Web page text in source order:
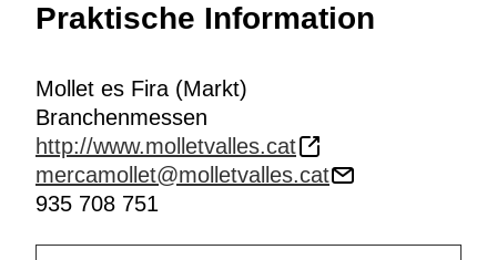
Praktische Information
Mollet es Fira (Markt)
Branchenmessen
http://www.molletvalles.cat
mercamollet@molletvalles.cat
935 708 751